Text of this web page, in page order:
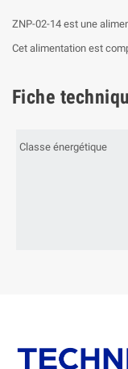
ZNP-02-14 est une
Cet alimentation est
Fiche
Classe énergétique